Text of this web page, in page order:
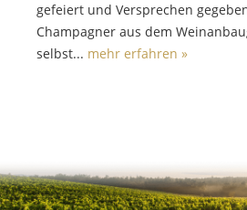
gefeiert und Versprechen
Champagner aus dem
selbst... mehr erfahren »